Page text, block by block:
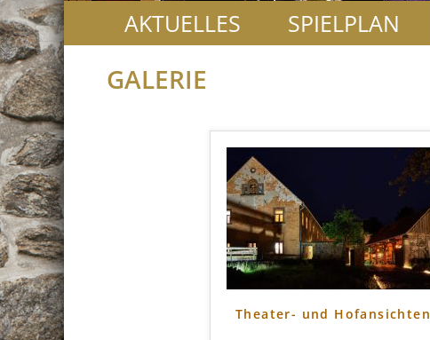
AKTUELLES SPIELPLAN
GALERIE
Theater- und Hofansichten